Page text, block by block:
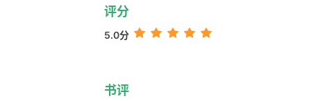
评分
5.0分
书评